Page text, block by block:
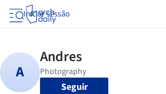
Iniciar sessão
Seguir